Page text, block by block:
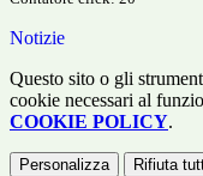
Notizie
Questo sito o gli
cookie necessari al
COOKIE POLICY.
Personalizza Rifiuta